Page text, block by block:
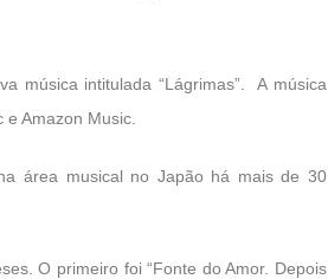
música intitulada “Lágrimas”.
A música
Amazon Music.
área musical no Japão há mais de 30
O primeiro foi “Fonte do Amor. Depois